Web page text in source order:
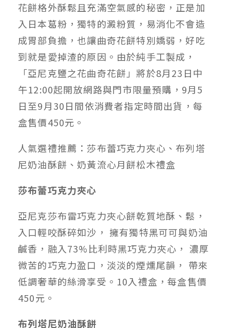
花餅格外酥鬆且充滿空氣感的秘密，正是加
入日本葛粉，獨特的澱粉質，易消化不會造
成胃部負擔，也讓曲奇花餅特別嬌弱，好吃
到就是愛掉渣的原因。由於純手工製成，
「亞尼克鹽之花曲奇花餅」將於8月23日中
午12:00起開放網路與門市限量預購，9月5
日至9月30日間依消費者指定時間出貨，每
盒售價450元。
人氣選禮推薦：莎布蕾巧克力夾心、布列塔
尼奶油酥餅、奶黃流心月餅松木禮盒
莎布蕾巧克力夾心
亞尼克莎布雷巧克力夾心餅乾質地酥、鬆，
入口輕咬酥碎如沙， 擁有獨特黑可可與奶油
鹹香，融入73%比利時黑巧克力夾心， 濃厚
微苦的巧克力盈口，淡淡的煙燻尾韻， 帶來
低調奢華的絲滑享受。10入禮盒，每盒售價
450元。
布列塔尼奶油酥餅